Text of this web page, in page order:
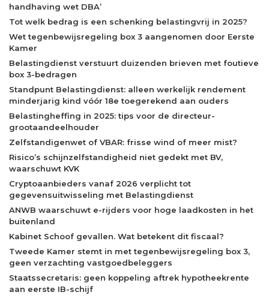
handhaving wet DBA’
Tot welk bedrag is een schenking belastingvrij in 2025?
Wet tegenbewijsregeling box 3 aangenomen door Eerste
Kamer
Belastingdienst verstuurt duizenden brieven met foutieve
box 3-bedragen
Standpunt Belastingdienst: alleen werkelijk rendement
minderjarig kind vóór 18e toegerekend aan ouders
Belastingheffing in 2025: tips voor de directeur-
grootaandeelhouder
Zelfstandigenwet of VBAR: frisse wind of meer mist?
Risico’s schijnzelfstandigheid niet gedekt met BV,
waarschuwt KVK
Cryptoaanbieders vanaf 2026 verplicht tot
gegevensuitwisseling met Belastingdienst
ANWB waarschuwt e-rijders voor hoge laadkosten in het
buitenland
Kabinet Schoof gevallen. Wat betekent dit fiscaal?
Tweede Kamer stemt in met tegenbewijsregeling box 3,
geen verzachting vastgoedbeleggers
Staatssecretaris: geen koppeling aftrek hypotheekrente
aan eerste IB-schijf